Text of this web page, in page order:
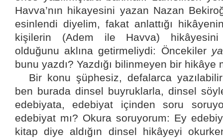
Havva’nın hikayesini yazan Nazan
esinlendi diyelim, fakat anlattığı
kişilerin (Adem ile Havva)
olduğunu aklına getirmeliydi: Öncekiler
bunu yazdı? Yazdığı bilinmeyen bir hikâye
Bir konu şüphesiz, defalarca
ben burada dinsel buyruklarla, dinsel
edebiyata, edebiyat içinden soru
edebiyat mı? Okura soruyorum: Ey
kitap diye aldığın dinsel hikâyeyi